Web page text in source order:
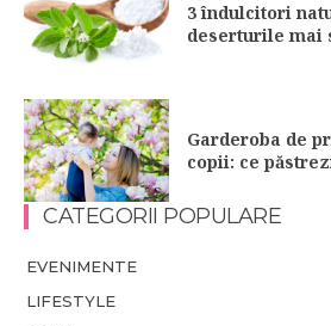
3 îndulcitori
deserturile mai
Garderoba de
copii: ce
CATEGORII POPULARE
EVENIMENTE
LIFESTYLE